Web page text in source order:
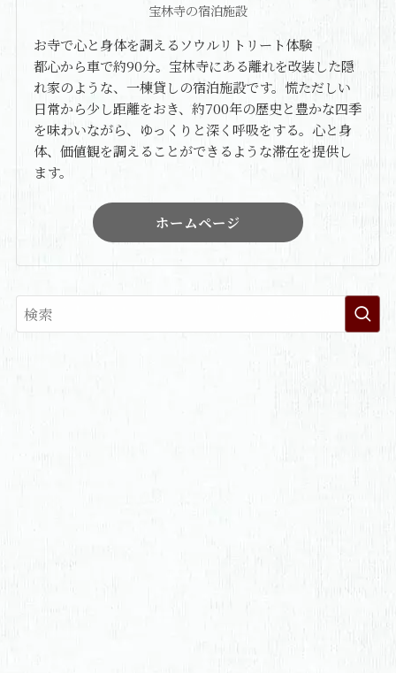
宝林寺の宿泊施設
お寺で心と身体を調えるソウルリトリート体験
都心から車で約90分。宝林寺にある離れを改装した隠
れ家のような、一棟貸しの宿泊施設です。慌ただしい
日常から少し距離をおき、約700年の歴史と豊かな四季
を味わいながら、ゆっくりと深く呼吸をする。心と身
体、価値観を調えることができるような滞在を提供し
ます。
ホームページ